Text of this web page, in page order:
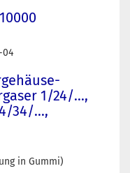
04
1/24/...,
34/...,
in Gummi)